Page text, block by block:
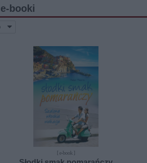
booki
[ e-book ]